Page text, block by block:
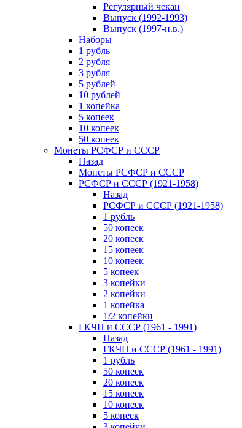
Регулярный чекан
Выпуск (1992-1993)
Выпуск (1997-н.в.)
Наборы
1 рубль
2 рубля
3 рубля
5 рублей
10 рублей
1 копейка
5 копеек
10 копеек
50 копеек
Монеты РСФСР и СССР
Назад
Монеты РСФСР и СССР
РСФСР и СССР (1921-1958)
Назад
РСФСР и СССР (1921-1958)
1 рубль
50 копеек
20 копеек
15 копеек
10 копеек
5 копеек
3 копейки
2 копейки
1 копейка
1/2 копейки
ГКЧП и СССР (1961 - 1991)
Назад
ГКЧП и СССР (1961 - 1991)
1 рубль
50 копеек
20 копеек
15 копеек
10 копеек
5 копеек